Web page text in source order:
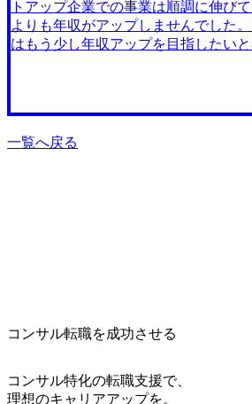
おかげさまでしっかりとファームを
ニーズに合ったところを選べました
系コンサルティングファームはかなり
たいファームから内定をもらえた事
さんがしっかりと私を売り込んでく
います。ありがとうございました。
留と少し悩んでしまうタイミングがあ
トアップ企業での事業は順調に伸び
よりも年収がアップしませんでした
はもう少し年収アップを目指したい
として考えていました。 6社です。
いう私の転職動機に最も寄り添った
だけたのが、MyVisionの石井正人さ
その領域にただいるだけでは知り得
見があり、終始とても頼りになるエー
もの転職エージェントを吟味したこと
った甲斐もあり、石井さんというと
一覧へ戻る
コンサル転職を成功させる
コンサル特化の転職支援で、
理想のキャリアアップを。